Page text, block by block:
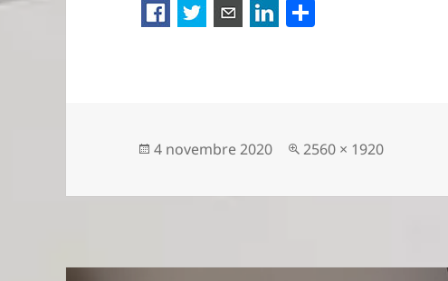
er
Publié
4 novembre 2020
Taille
2560 × 1920